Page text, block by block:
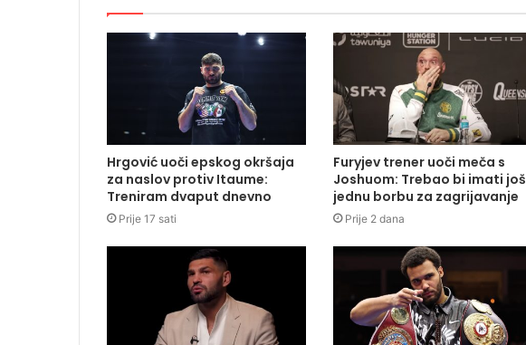
Hrgović uoči epskog okršaja
za naslov protiv Itaume:
Treniram dvaput dnevno
Prije 17 sati
Furyjev trener uoči meča s
Joshuom: Trebao bi imati još
jednu borbu za zagrijavanje
Prije 2 dana